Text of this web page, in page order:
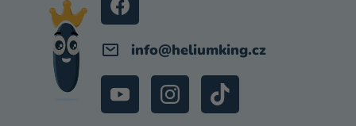
info@heliumking.cz